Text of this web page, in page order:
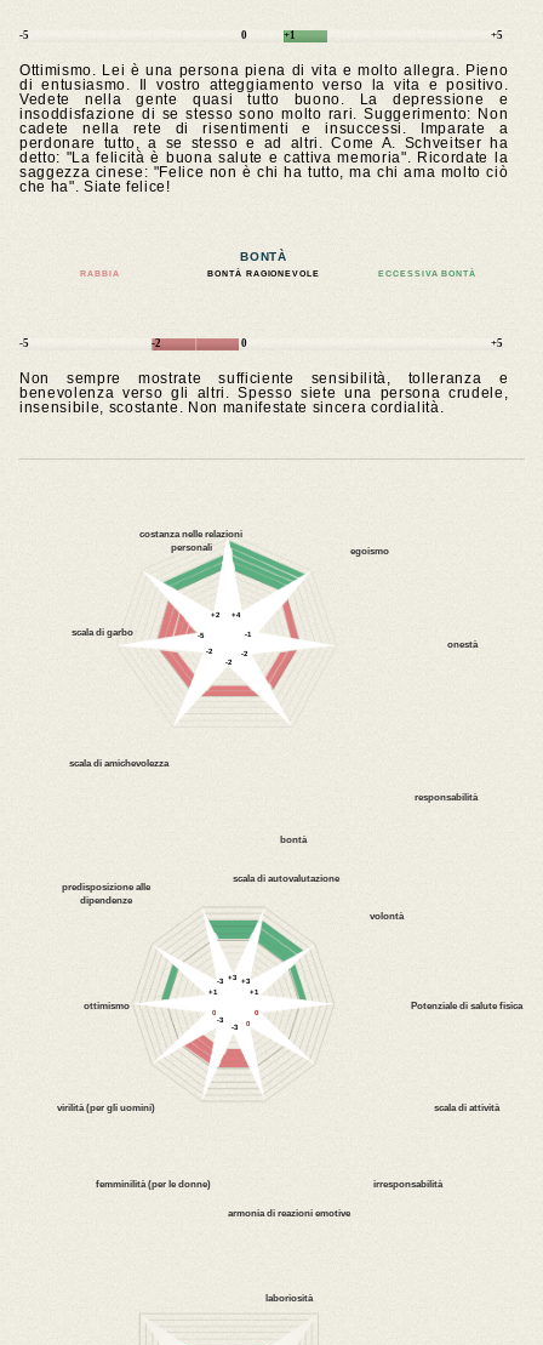
-5 0 +1 +5
Ottimismo. Lei è una persona piena di vita e molto allegra. Pieno
di entusiasmo. Il vostro atteggiamento verso la vita e positivo.
Vedete nella gente quasi tutto buono. La depressione e
insoddisfazione di se stesso sono molto rari. Suggerimento: Non
cadete nella rete di risentimenti e insuccessi. Imparate a
perdonare tutto, a se stesso e ad altri. Come A. Schveitser ha
detto: "La felicità è buona salute e cattiva memoria". Ricordate la
saggezza cinese: "Felice non è chi ha tutto, ma chi ama molto ciò
che ha". Siate felice!
BONTÀ
RABBIA BONTÀ RAGIONEVOLE ECCESSIVA BONTÀ
-5 -2 0 +5
Non sempre mostrate sufficiente sensibilità, tolleranza e
benevolenza verso gli altri. Spesso siete una persona crudele,
insensibile, scostante. Non manifestate sincera cordialità.